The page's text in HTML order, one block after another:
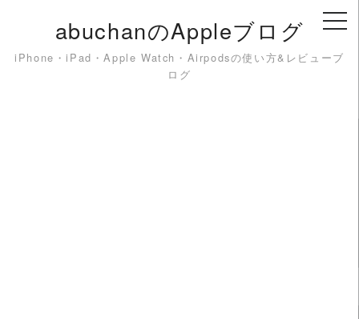
content
abuchanのAppleブログ
iPhone・iPad・Apple Watch・Airpodsの使い方&レビューブ
ログ